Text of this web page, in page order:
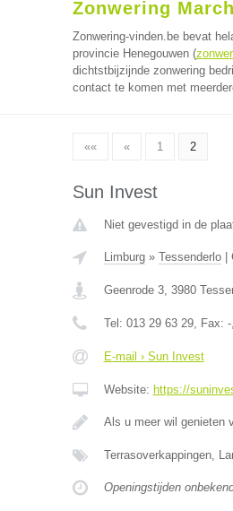
Zonwering
Zonwering-vinden.be bevat
provincie Henegouwen (
dichtstbijzijnde zonwering
contact te komen met
«« « 1 2
Sun Invest
Niet gevestigd in de
Limburg» Tessenderlo|
Geenrode 3, 3980
Tel: 013 29 63 29, Fax: -
E-mail › Sun Invest
Website: https://
Als u meer wil genieten
Terrasoverkappingen,
Openingstijden